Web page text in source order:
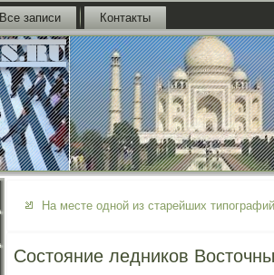
Все записи Контакты
На месте одной из старейших
Состояние ледников